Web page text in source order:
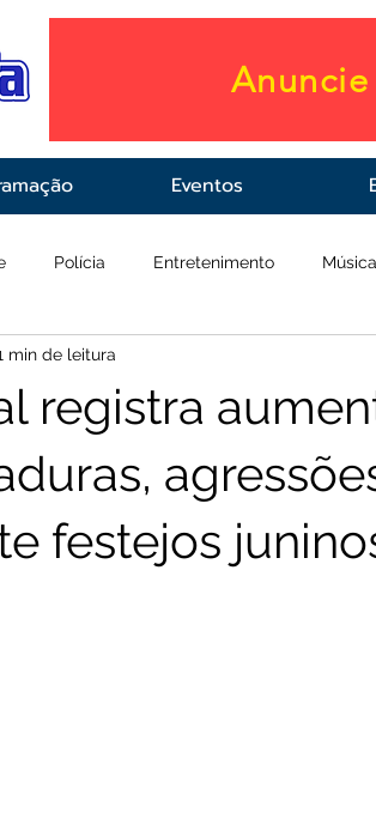
Eventos
Polícia Entretenimento Música
registra
festejos
min de leitura